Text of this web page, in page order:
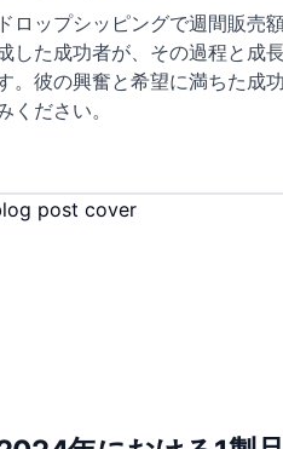
ドロップシッピングで週間販売
した成功者が、その過程と成
。彼の興奮と希望に満ちた成
ください。